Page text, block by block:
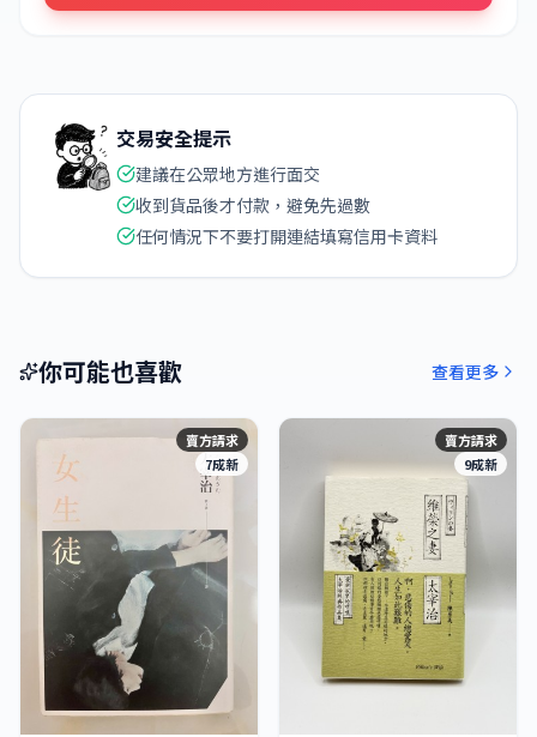
交易安全提示
建議在公眾地方進行面交
收到貨品後才付款，避免先過數
任何情況下不要打開連結填寫信用卡資料
你可能也喜歡 查看更多
賣方請求
7成新
賣方請求
9成新